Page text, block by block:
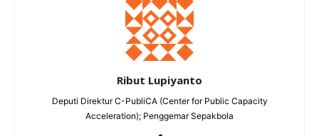
Ribut Lupiyanto
Deputi Direktur C-PubliCA (Center for Public Capacity
Acceleration); Penggemar Sepakbola